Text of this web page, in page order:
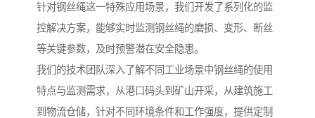
针对钢丝绳这一特殊应用场景，我们开发了系列化的监
控解决方案，能够实时监测钢丝绳的磨损、变形、断丝
等关键参数，及时预警潜在安全隐患。
我们的技术团队深入了解不同工业场景中钢丝绳的使用
特点与监测需求，从港口码头到矿山开采，从建筑施工
到物流仓储，针对不同环境条件和工作强度，提供定制